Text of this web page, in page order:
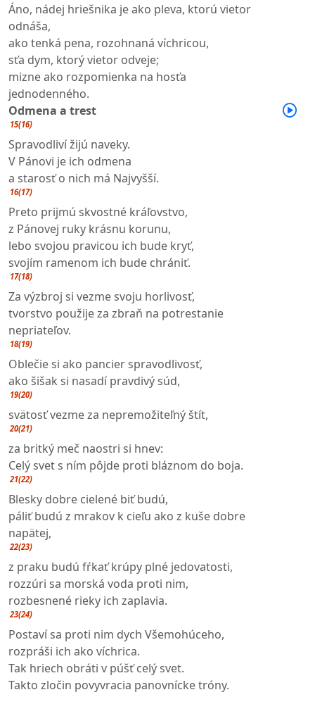
Áno, nádej hriešnika je ako pleva, ktorú vietor
odnáša,
ako tenká pena, rozohnaná víchricou,
sťa dym, ktorý vietor odveje;
mizne ako rozpomienka na hosťa
jednodenného.
Odmena a trest
15(16)
Spravodliví žijú naveky.
V Pánovi je ich odmena
a starosť o nich má Najvyšší.
16(17)
Preto prijmú skvostné kráľovstvo,
z Pánovej ruky krásnu korunu,
lebo svojou pravicou ich bude kryť,
svojím ramenom ich bude chrániť.
17(18)
Za výzbroj si vezme svoju horlivosť,
tvorstvo použije za zbraň na potrestanie
nepriateľov.
18(19)
Oblečie si ako pancier spravodlivosť,
ako šišak si nasadí pravdivý súd,
19(20)
svätosť vezme za nepremožiteľný štít,
20(21)
za britký meč naostri si hnev:
Celý svet s ním pôjde proti bláznom do boja.
21(22)
Blesky dobre cielené biť budú,
páliť budú z mrakov k cieľu ako z kuše dobre
napätej,
22(23)
z praku budú fŕkať krúpy plné jedovatosti,
rozzúri sa morská voda proti nim,
rozbesnené rieky ich zaplavia.
23(24)
Postaví sa proti nim dych Všemohúceho,
rozpráši ich ako víchrica.
Tak hriech obráti v púšť celý svet.
Takto zločin povyvracia panovnícke tróny.